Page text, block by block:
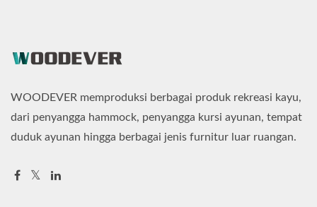
WOODEVER memproduksi berbagai produk rekreasi kayu,
dari penyangga hammock, penyangga kursi ayunan, tempat
duduk ayunan hingga berbagai jenis furnitur luar ruangan.